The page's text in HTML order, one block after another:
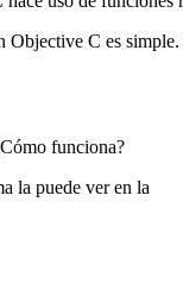
Objective C es
funciona?
la puede ver en la